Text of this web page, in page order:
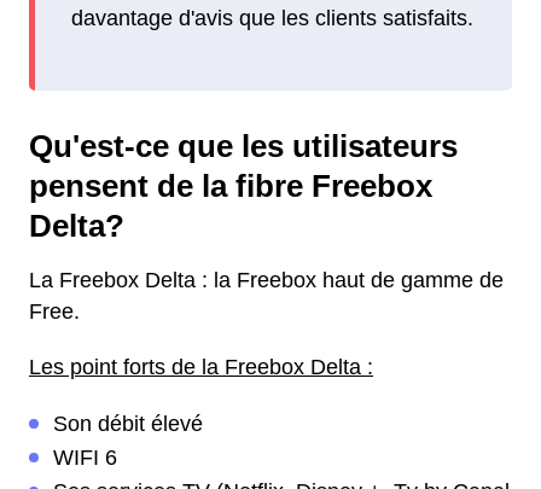
davantage d'avis que les clients satisfaits.
Qu'est-ce que les utilisateurs
pensent de la fibre Freebox
Delta?
La Freebox Delta : la Freebox haut de gamme de
Free.
Les point forts de la Freebox Delta :
Son débit élevé
WIFI 6